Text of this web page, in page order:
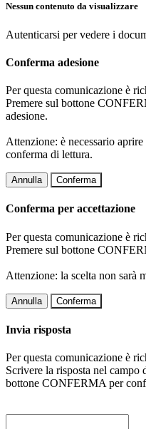
Nessun contenuto da visualizzare
Autenticarsi per vedere i
Conferma adesione
Per questa comunicazione è
Premere sul bottone
adesione.
Attenzione: è necessario
conferma di lettura.
Annulla Conferma
Conferma per accettazione
Per questa comunicazione è
Premere sul bottone
Attenzione: la scelta non sarà
Annulla Conferma
Invia risposta
Per questa comunicazione è
Scrivere la risposta nel campo
bottone CONFERMA per